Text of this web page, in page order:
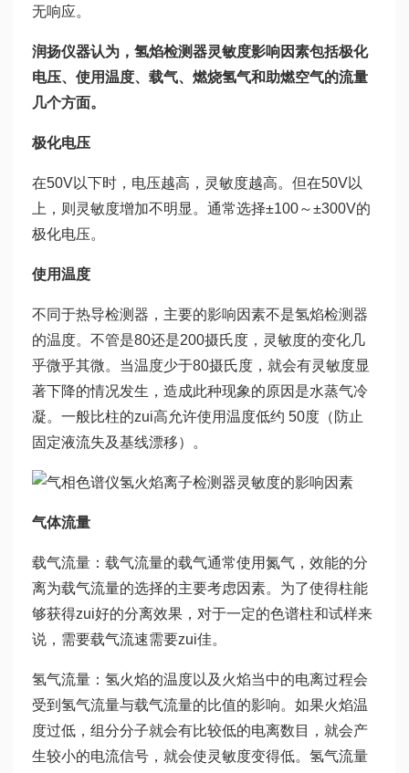
无响应。
润扬仪器认为，氢焰检测器灵敏度影响因素包括极化
电压、使用温度、载气、燃烧氢气和助燃空气的流量
几个方面。
极化电压
在50V以下时，电压越高，灵敏度越高。但在50V以
上，则灵敏度增加不明显。通常选择±100～±300V的
极化电压。
使用温度
不同于热导检测器，主要的影响因素不是氢焰检测器
的温度。不管是80还是200摄氏度，灵敏度的变化几
乎微乎其微。当温度少于80摄氏度，就会有灵敏度显
著下降的情况发生，造成此种现象的原因是水蒸气冷
凝。一般比柱的zui高允许使用温度低约 50度（防止
固定液流失及基线漂移）。
气体流量
载气流量：载气流量的载气通常使用氮气，效能的分
离为载气流量的选择的主要考虑因素。为了使得柱能
够获得zui好的分离效果，对于一定的色谱柱和试样来
说，需要载气流速需要zui佳。
氢气流量：氢火焰的温度以及火焰当中的电离过程会
受到氢气流量与载气流量的比值的影响。如果火焰温
度过低，组分分子就会有比较低的电离数目，就会产
生较小的电流信号，就会使灵敏度变得低。氢气流量